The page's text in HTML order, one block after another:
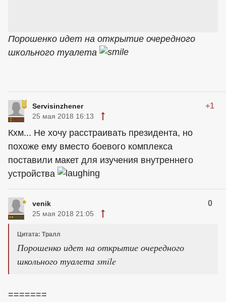
Порошенко идет на открытие очередного
школьного туалета
Servisinzhener +1
25 мая 2018 16:13
Кхм... Не хочу расстраивать президента, но
похоже ему вместо боевого комплекса
поставили макет для изучения внутреннего
устройства
venik 0
25 мая 2018 21:05
Цитата: Тралл
Порошенко идет на открытие очередного
школьного туалета smile
=======